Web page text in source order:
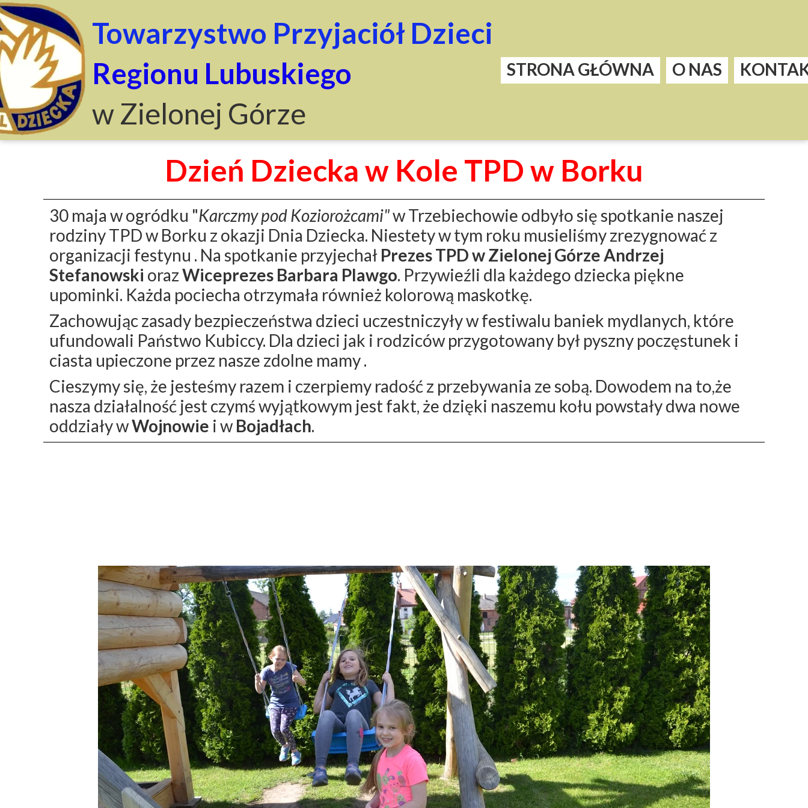
Towarzystwo Przyjaciół Dzieci
Regionu Lubuskiego
w Zielonej Górze
STRONA GŁÓWNA O NAS
Dzień Dziecka w Kole TPD w Borku
30 maja w ogródku "Karczmy pod Koziorożcami"w Trzebiechowie odbyło się spotkanie naszej
rodziny TPD w Borku z okazji Dnia Dziecka. Niestety w tym roku musieliśmy zrezygnować z
organizacji festynu . Na spotkanie przyjechał Prezes TPD w Zielonej Górze Andrzej
Stefanowski orazWiceprezes Barbara Plawgo. Przywieźli dla każdego dziecka piękne
upominki. Każda pociecha otrzymała również kolorową maskotkę.
Zachowując zasady bezpieczeństwa dzieci uczestniczyły w festiwalu baniek mydlanych, które
ufundowali Państwo Kubiccy. Dla dzieci jak i rodziców przygotowany był pyszny poczęstunek i
ciasta upieczone przez nasze zdolne mamy .
Cieszymy się, że jesteśmy razem i czerpiemy radość z przebywania ze sobą. Dowodem na to,że
nasza działalność jest czymś wyjątkowym jest fakt, że dzięki naszemu kołu powstały dwa nowe
oddziały wWojnowie i wBojadłach.